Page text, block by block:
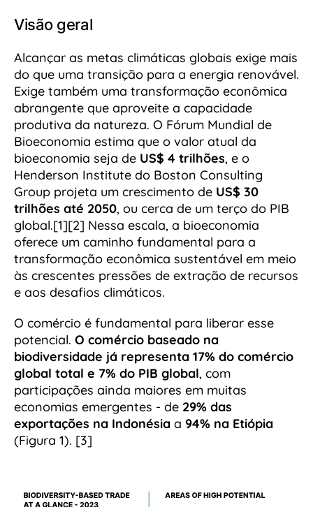
Visão geral
Alcançar as metas climáticas globais exige mais
do que uma transição para a energia renovável.
Exige também uma transformação econômica
abrangente que aproveite a capacidade
produtiva da natureza. O Fórum Mundial de
Bioeconomia estima que o valor atual da
bioeconomia seja de US$ 4 trilhões, e o
Henderson Institute do Boston Consulting
Group projeta um crescimento de US$ 30
trilhões até 2050, ou cerca de um terço do PIB
global.[1][2] Nessa escala, a bioeconomia
oferece um caminho fundamental para a
transformação econômica sustentável em meio
às crescentes pressões de extração de recursos
e aos desafios climáticos.
O comércio é fundamental para liberar esse
potencial. O comércio baseado na
biodiversidade já representa 17% do comércio
global total e 7% do PIB global, com
participações ainda maiores em muitas
economias emergentes - de 29% das
exportações na Indonésia a 94% na Etiópia
(Figura 1). [3]